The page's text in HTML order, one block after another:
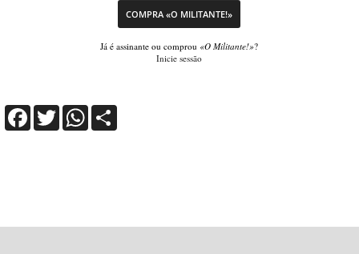
COMPRA «O MILITANTE!»
Já é assinante ou comprou «O Militante!»?
Inicie sessão
FacebookTwitterWhatsApp